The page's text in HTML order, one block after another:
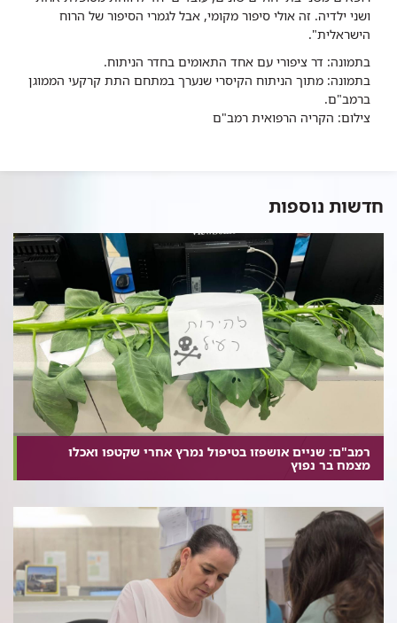
ושני ילדיה. זה אולי סיפור מקומי, אבל לגמרי הסיפור של הרוח
הישראלית".
בתמונה: דר ציפורי עם אחד התאומים בחדר הניתוח.
בתמונה: מתוך הניתוח הקיסרי שנערך במתחם התת קרקעי הממוגן
ברמב"ם.
צילום: הקריה הרפואית רמב"ם
חדשות נוספות
רמב"ם: שניים אושפזו בטיפול נמרץ אחרי שקטפו ואכלו
מצמח בר נפוץ